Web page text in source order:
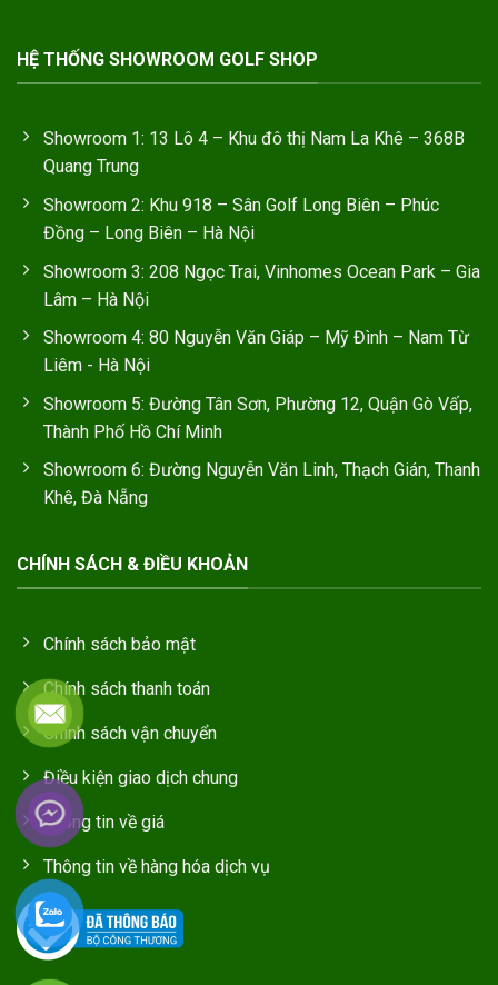
HỆ THỐNG SHOWROOM GOLF SHOP
Showroom 1: 13 Lô 4 – Khu đô thị Nam La Khê – 368B
Quang Trung
Showroom 2: Khu 918 – Sân Golf Long Biên – Phúc
Đồng – Long Biên – Hà Nội
Showroom 3: 208 Ngọc Trai, Vinhomes Ocean Park – Gia
Lâm – Hà Nội
Showroom 4: 80 Nguyễn Văn Giáp – Mỹ Đình – Nam Từ
Liêm - Hà Nội
Showroom 5: Đường Tân Sơn, Phường 12, Quận Gò Vấp,
Thành Phố Hồ Chí Minh
Showroom 6: Đường Nguyễn Văn Linh, Thạch Gián, Thanh
Khê, Đà Nẵng
CHÍNH SÁCH & ĐIỀU KHOẢN
Chính sách bảo mật
Chính sách thanh toán
Chính sách vận chuyển
Điều kiện giao dịch chung
Thông tin về giá
Thông tin về hàng hóa dịch vụ